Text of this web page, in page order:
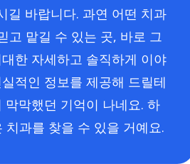
길 바랍니다. 과연 어떤 치과
고 맡길 수 있는 곳, 바로 그
한 자세하고 솔직하게 이야
적인 정보를 제공해 드릴테
막했던 기억이 나네요. 하
과를 찾을 수 있을 거예요.